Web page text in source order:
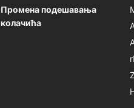
Промена подешавања
колачића